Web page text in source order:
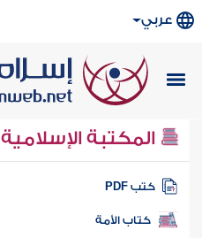
عربي
المكتبة الإسلامية
كتب PDF